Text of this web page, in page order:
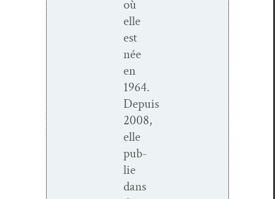
où
elle
est
née
en
1964.
Depuis
2008,
elle
pub­
lie
dans